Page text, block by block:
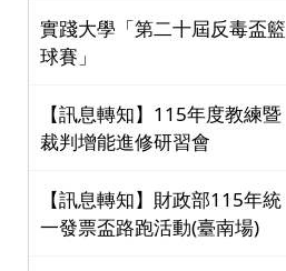
實踐大學「第二十屆反毒盃籃
球賽」
【訊息轉知】115年度教練暨
裁判增能進修研習會
【訊息轉知】財政部115年統
一發票盃路跑活動(臺南場)